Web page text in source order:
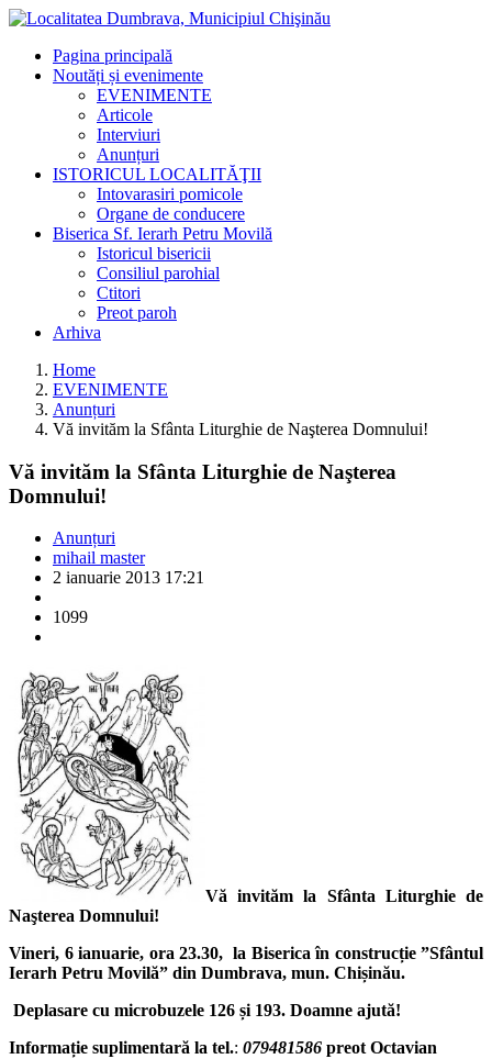
Pagina principală
Noutăți și evenimente
EVENIMENTE
Articole
Interviuri
Anunțuri
ISTORICUL LOCALITĂŢII
Intovarasiri pomicole
Organe de conducere
Biserica Sf. Ierarh Petru Movilă
Istoricul bisericii
Consiliul parohial
Ctitori
Preot paroh
Arhiva
Home
EVENIMENTE
Anunțuri
Vă invităm la Sfânta Liturghie de Naşterea Domnului!
Vă invităm la Sfânta Liturghie de Naşterea
Domnului!
Anunțuri
mihail master
2 ianuarie 2013 17:21
1099
Vă invităm la Sfânta Liturghie de
Naşterea Domnului!
Vineri, 6 ianuarie, ora 23.30, la Biserica în construcție ”Sfântul
Ierarh Petru Movilă” din Dumbrava, mun. Chișinău.
Deplasare cu microbuzele 126 și 193. Doamne ajută!
Informație suplimentară la tel.: 079481586 preot Octavian